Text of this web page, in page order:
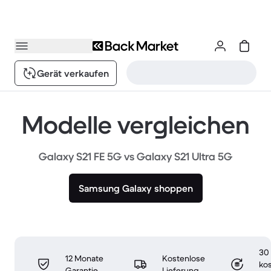
Gerät verkaufen
Modelle vergleichen
Galaxy S21 FE 5G vs Galaxy S21 Ultra 5G
Samsung Galaxy shoppen
12 Monate
Kostenlose
30